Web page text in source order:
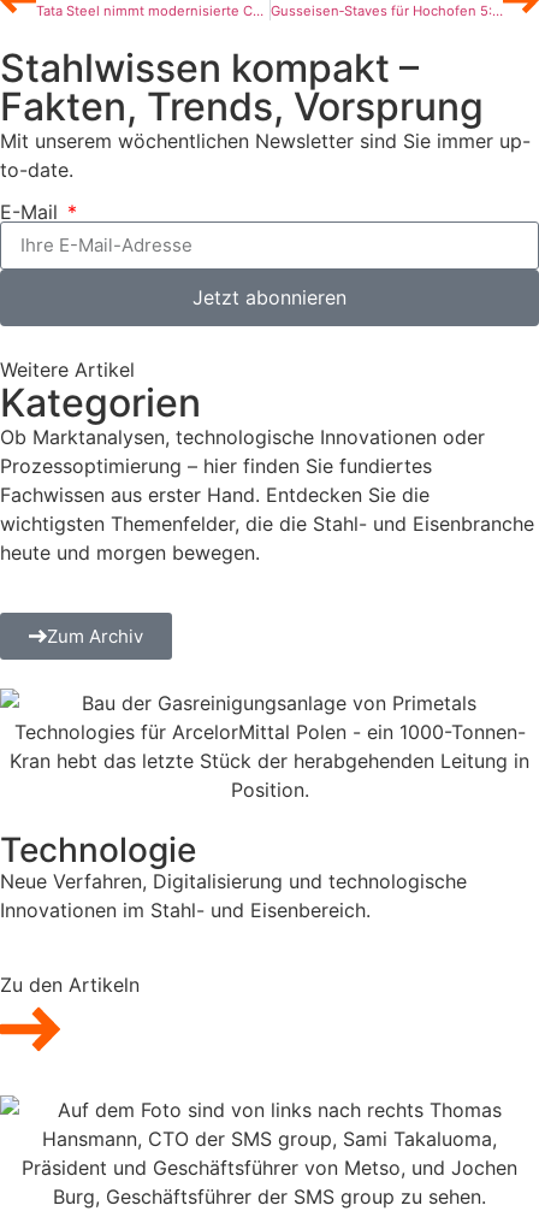
Tata Steel nimmt modernisierte CSP‑Anlage von SMS group in Betrieb Gusseisen‑Staves für Hochofen 5: Dillinger beauftragt SMS group
Stahlwissen kompakt –
Fakten, Trends, Vorsprung
Mit unserem wöchentlichen Newsletter sind Sie immer up-
to-date.
E-Mail
Jetzt abonnieren
Weitere Artikel
Kategorien
Ob Marktanalysen, technologische Innovationen oder
Prozessoptimierung – hier finden Sie fundiertes
Fachwissen aus erster Hand. Entdecken Sie die
wichtigsten Themenfelder, die die Stahl- und Eisenbranche
heute und morgen bewegen.
Zum Archiv
Technologie
Neue Verfahren, Digitalisierung und technologische
Innovationen im Stahl- und Eisenbereich.
Zu den Artikeln